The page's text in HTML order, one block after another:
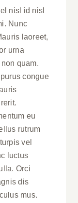
nisl id nisl
Nunc
laoreet,
urna
quam.
congue
eu
rutrum
vel
luctus
Orci
dis
mus.